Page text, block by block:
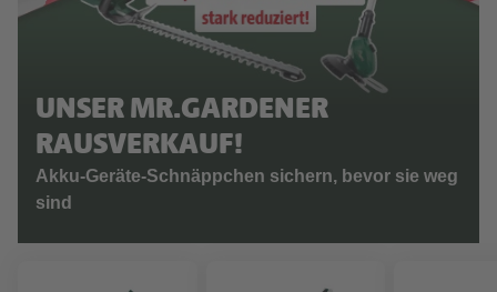
UNSER MR.GARDENER
RAUSVERKAUF!
Akku-Geräte-Schnäppchen sichern, bevor sie weg
sind